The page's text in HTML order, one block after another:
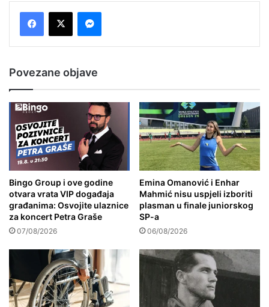
Povezane objave
Bingo Group i ove godine
otvara vrata VIP događaja
građanima: Osvojite ulaznice
za koncert Petra Graše
07/08/2026
Emina Omanović i Enhar
Mahmić nisu uspjeli izboriti
plasman u finale juniorskog
SP-a
06/08/2026